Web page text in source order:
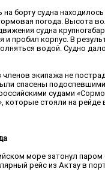
борту судна
погода. Высота
судна
и пробил корпус. В
водой. Судно
членов экипажа не
спасены
судами
которые стояли на рейде
море затонул паром
рейс из Актау в